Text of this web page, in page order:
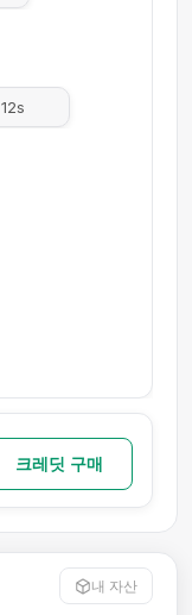
12s
크레딧 구매
내 자산